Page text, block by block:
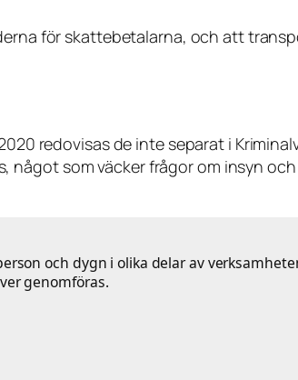
för skattebetalarna, och att
redovisas de inte separat i
som väcker frågor om insyn
och dygn i olika delar av
genomföras.